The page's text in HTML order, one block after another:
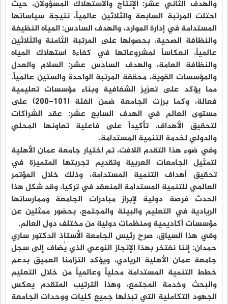
والهدف الثاني عشر: الإنتاج والاستهلاك المسؤولان، حيث
احتلت المرتبة السابعة والثلاثين عالمياً، نتيجة سياساتها
المستدامة في إدارة الموارد، والهدف السادس: المياه النظيفة
والنظافة الصحية، بحصولها على المرتبة الثامنة والثلاثين
عالمياً، انعكاساً لمشروعاتها في كفاءة استهلاك المياه
والنظافة العامة، والهدف السادس عشر: السلام والعدل
والمؤسسات القوية، محققة المرتبة الواحدة والستين عالمياً،
مما يؤكد على تعزيز الشفافية وبناء مؤسسات تعليمية
فعالة، وكما برزت الجامعة ضمن الفئة (101–200) على
مستوى العالم في الهدف السابع عشر: عقد الشراكات
لتحقيق الأهداف، تأكيداً على فاعلية تعاونها المحلي
والدولي لخدمة التنمية المستدامة.
وفي ضوء هذا التقدم اللافت، تم اختيار جامعة عمان الأهلية
لتمثيل الجامعات العربية وتقديم تجربتها المتميزة في
تحقيق أهداف التنمية المستدامة، وذلك خلال المؤتمر
العالمي للتنمية المستدامة المنعقد في تركيا، وقد شكل هذا
الحدث فرصة دولية لإبراز مبادرات الجامعة وممارساتها
الريادية في التعليم والبيئة والمجتمع، بحضور ممثلين عن
مؤسسات أكاديمية ومنظمات دولية من مختلف دول العالم.
وفي هذا السياق، صرح رئيس الجامعة الأستاذ الدكتور ساري
حمدان: إننا نفتخر بهذا الإنجاز النوعي الذي يُضاف إلى سجل
جامعة عمان الأهلية الريادي، ويؤكد التزامنا العميق بدعم
خطط التنمية المستدامة محلياً وعالمياً من خلال التعليم
والبحث وخدمة المجتمع، وهذا الترتيب المتقدم يعكس
الجهود التكاملية التي تبذلها جميع كليات ووحدات الجامعة